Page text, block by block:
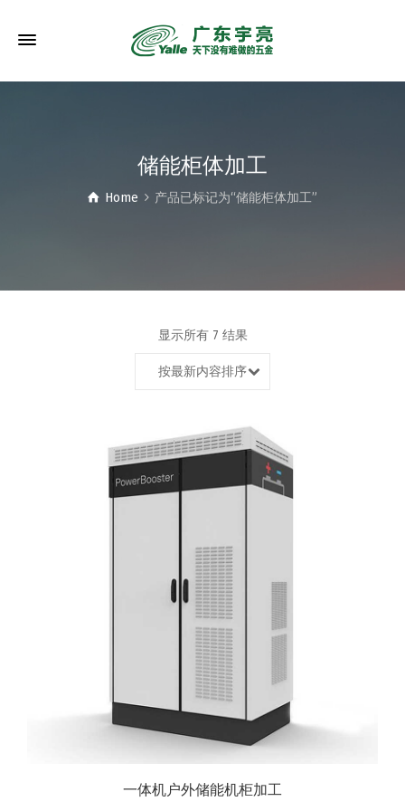
储能柜体加工
Home 产品已标记为“储能柜体加工”
显示所有 7 结果
按最新内容排序
一体机户外储能机柜加工